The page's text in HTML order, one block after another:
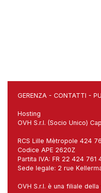
GERENZA - CONTATTI -
Hosting
OVH S.r.l. (Socio Unico)
RCS Lille Mètropole 424
Codice APE 2620Z
Partita IVA: FR 22 424 761
Sede legale: 2 rue
OVH S.r.l. è una filiale